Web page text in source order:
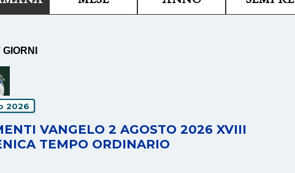
2026
VANGELO 2 AGOSTO 2026 XVIII
TEMPO ORDINARIO